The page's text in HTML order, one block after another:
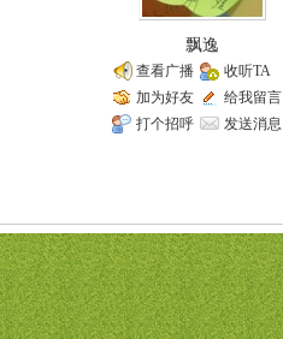
飘逸
查看广播
收听TA
加为好友
给我留言
打个招呼
发送消息